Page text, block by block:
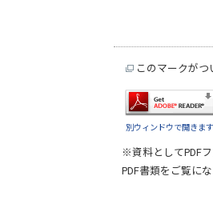
このマークが
別ウィンドウで開きます
※資料としてPDF
PDF書類をご覧にな